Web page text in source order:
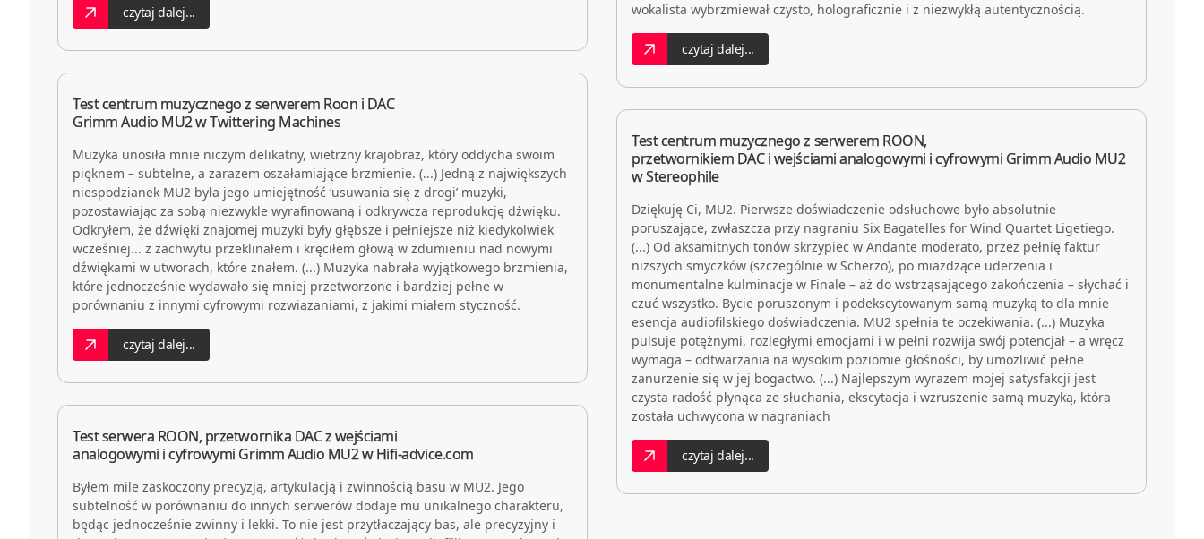
czytaj dalej...
Test centrum muzycznego z serwerem Roon i DAC
Grimm Audio MU2 w Twittering Machines
Muzyka unosiła mnie niczym delikatny, wietrzny krajobraz, który oddycha swoim
pięknem – subtelne, a zarazem oszałamiające brzmienie. (...) Jedną z największych
niespodzianek MU2 była jego umiejętność ‘usuwania się z drogi’ muzyki,
pozostawiając za sobą niezwykle wyrafinowaną i odkrywczą reprodukcję dźwięku.
Odkryłem, że dźwięki znajomej muzyki były głębsze i pełniejsze niż kiedykolwiek
wcześniej... z zachwytu przeklinałem i kręciłem głową w zdumieniu nad nowymi
dźwiękami w utworach, które znałem. (...) Muzyka nabrała wyjątkowego brzmienia,
które jednocześnie wydawało się mniej przetworzone i bardziej pełne w
porównaniu z innymi cyfrowymi rozwiązaniami, z jakimi miałem styczność.
czytaj dalej...
Test serwera ROON, przetwornika DAC z wejściami
analogowymi i cyfrowymi Grimm Audio MU2 w Hifi-advice.com
Byłem mile zaskoczony precyzją, artykulacją i zwinnością basu w MU2. Jego
subtelność w porównaniu do innych serwerów dodaje mu unikalnego charakteru,
będąc jednocześnie zwinny i lekki. To nie jest przytłaczający bas, ale precyzyjny i
wokalista wybrzmiewał czysto, holograficznie i z niezwykłą autentycznością.
czytaj dalej...
Test centrum muzycznego z serwerem ROON,
przetwornikiem DAC i wejściami analogowymi i cyfrowymi Grimm Audio MU2
w Stereophile
Dziękuję Ci, MU2. Pierwsze doświadczenie odsłuchowe było absolutnie
poruszające, zwłaszcza przy nagraniu Six Bagatelles for Wind Quartet Ligetiego.
(...) Od aksamitnych tonów skrzypiec w Andante moderato, przez pełnię faktur
niższych smyczków (szczególnie w Scherzo), po miażdżące uderzenia i
monumentalne kulminacje w Finale – aż do wstrząsającego zakończenia – słychać i
czuć wszystko. Bycie poruszonym i podekscytowanym samą muzyką to dla mnie
esencja audiofilskiego doświadczenia. MU2 spełnia te oczekiwania. (...) Muzyka
pulsuje potężnymi, rozległymi emocjami i w pełni rozwija swój potencjał – a wręcz
wymaga – odtwarzania na wysokim poziomie głośności, by umożliwić pełne
zanurzenie się w jej bogactwo. (...) Najlepszym wyrazem mojej satysfakcji jest
czysta radość płynąca ze słuchania, ekscytacja i wzruszenie samą muzyką, która
została uchwycona w nagraniach
czytaj dalej...